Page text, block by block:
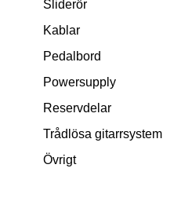
Sliderör
Kablar
Pedalbord
Powersupply
Reservdelar
Trådlösa gitarrsystem
Övrigt